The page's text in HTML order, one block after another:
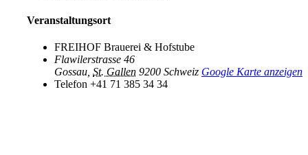
Veranstaltungsort
FREIHOF Brauerei & Hofstube
Flawilerstrasse 46
Gossau St. Gallen 9200 Schweiz Google Karte anzeigen
Telefon +41 71 385 34 34